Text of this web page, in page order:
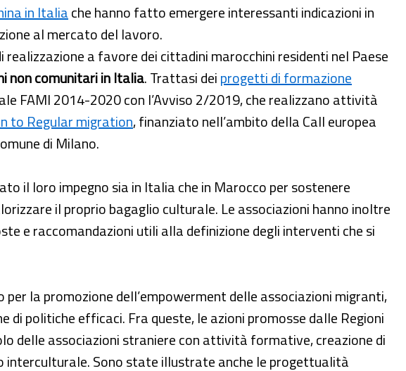
in Italiache hanno fatto emergere interessanti indicazioni in
al mercato del lavoro.
a favore dei cittadini marocchini residenti nel Paese
non comunitari in Italia. Trattasi deiprogetti di formazione
FAMI 2014-2020 con l’Avviso 2/2019, che realizzano attività
to Regular migration, finanziato nell’ambito della Call europea
di Milano.
il loro impegno sia in Italia che in Marocco per sostenere
il proprio bagaglio culturale. Le associazioni hanno inoltre
e raccomandazioni utili alla definizione degli interventi che si
la promozione dell’empowerment delle associazioni migranti,
politiche efficaci. Fra queste, le azioni promosse dalle Regioni
delle associazioni straniere con attività formative, creazione di
interculturale. Sono state illustrate anche le progettualità